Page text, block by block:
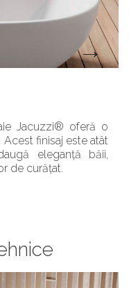
Jacuzzi® oferă o
finisaj este atât
eleganță băii,
de curățat.